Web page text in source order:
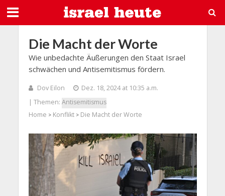
Die Macht der Worte
Wie unbedachte Äußerungen den Staat Israel
schwächen und Antisemitismus fördern.
Dov Eilon
Dez. 18, 2024 at 10:35 a.m.
| Themen: Antisemitismus
Home > Konflikt> Die Macht der Worte